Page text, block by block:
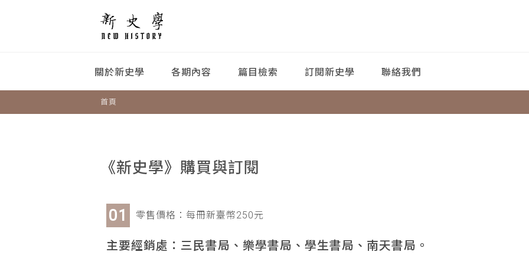
關於新史學 各期內容 篇目檢索 訂閱新史學 聯絡我們
首頁
《新史學》購買與訂閱
零售價格：每冊新臺幣250元
主要經銷處：三民書局、樂學書局、學生書局、南天書局。